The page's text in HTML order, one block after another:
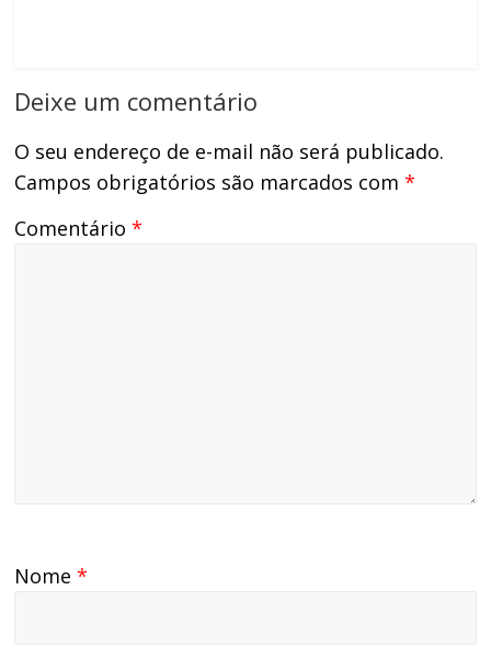
Deixe um comentário
O seu endereço de e-mail não será publicado.
Campos obrigatórios são marcados com*
Comentário*
Nome*